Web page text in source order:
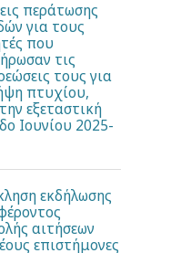
περάτωσης
για τους
που
τις
τους για
πτυχίου,
εξεταστική
Ιουνίου 2025-
εκδήλωσης
αιτήσεων
επιστήμονες